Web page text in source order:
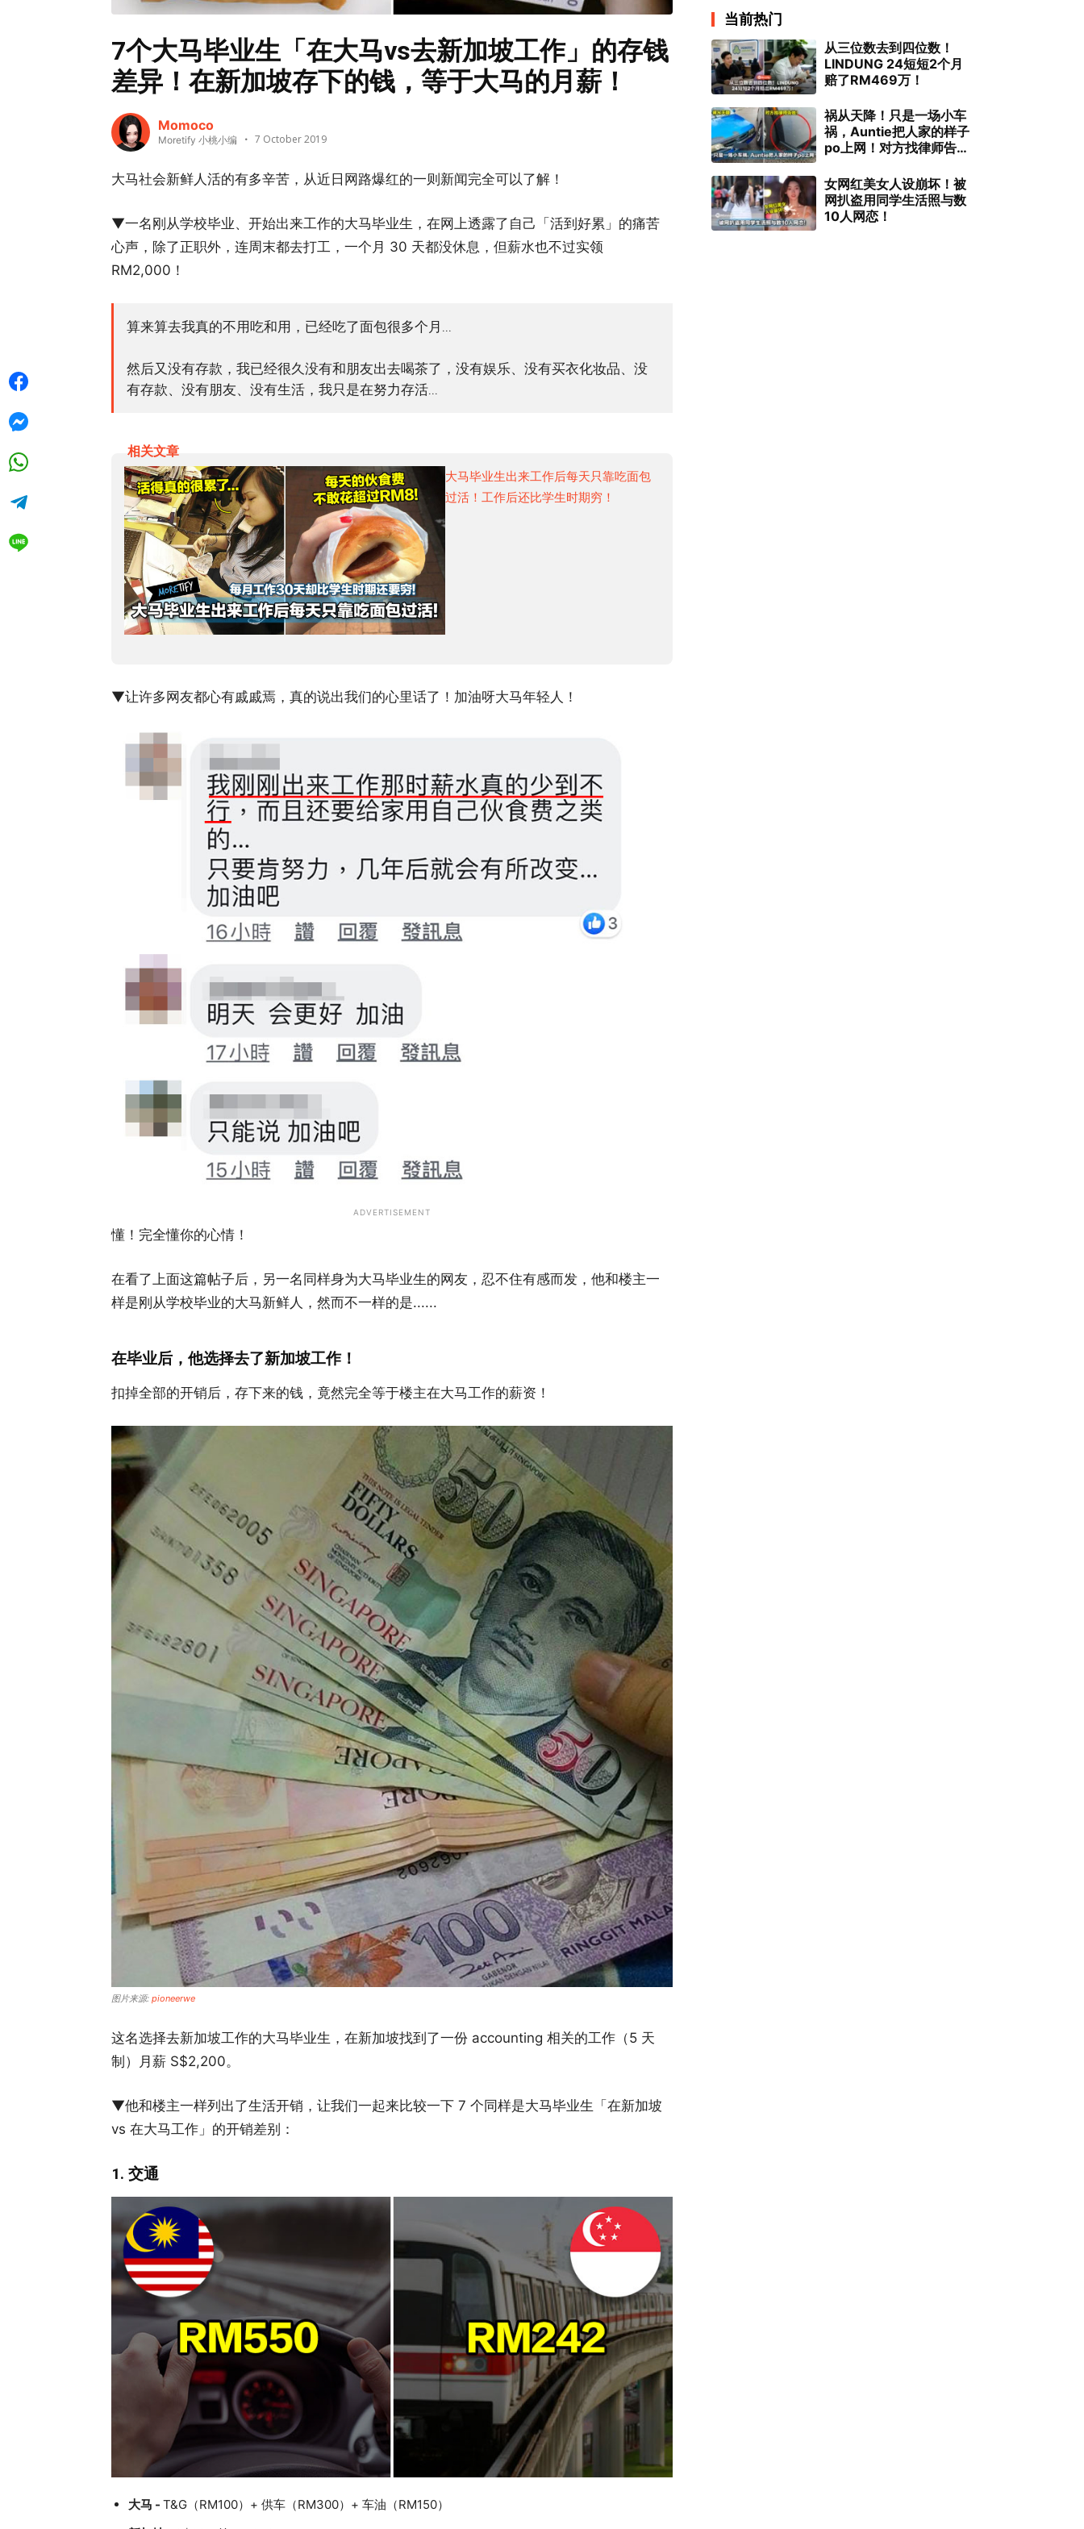
7个大马毕业生「在大马vs去新加坡工作」的存钱
差异！在新加坡存下的钱，等于大马的月薪！
Momoco
Moretify 小桃小编 7 October 2019
大马社会新鲜人活的有多辛苦，从近日网路爆红的一则新闻完全可以了解！
▼一名刚从学校毕业、开始出来工作的大马毕业生，在网上透露了自己「活到好累」的痛苦
心声，除了正职外，连周末都去打工，一个月 30 天都没休息，但薪水也不过实领
RM2,000！
算来算去我真的不用吃和用，已经吃了面包很多个月...
然后又没有存款，我已经很久没有和朋友出去喝茶了，没有娱乐、没有买衣化妆品、没
有存款、没有朋友、没有生活，我只是在努力存活...
相关文章
大马毕业生出来工作后每天只靠吃面包
过活！工作后还比学生时期穷！
▼让许多网友都心有戚戚焉，真的说出我们的心里话了！加油呀大马年轻人！
ADVERTISEMENT
懂！完全懂你的心情！
在看了上面这篇帖子后，另一名同样身为大马毕业生的网友，忍不住有感而发，他和楼主一
样是刚从学校毕业的大马新鲜人，然而不一样的是......
在毕业后，他选择去了新加坡工作！
扣掉全部的开销后，存下来的钱，竟然完全等于楼主在大马工作的薪资！
图片来源: pioneerwe
这名选择去新加坡工作的大马毕业生，在新加坡找到了一份 accounting 相关的工作（5 天
制）月薪 S$2,200。
▼他和楼主一样列出了生活开销，让我们一起来比较一下 7 个同样是大马毕业生「在新加坡
vs 在大马工作」的开销差别：
1. 交通
大马 - T&G（RM100）+ 供车（RM300）+ 车油（RM150）
当前热门
从三位数去到四位数！
LINDUNG 24短短2个月
赔了RM469万！
祸从天降！只是一场小车
祸，Auntie把人家的样子
po上网！对方找律师告
女网红美女人设崩坏！被
网扒盗用同学生活照与数
10人网恋！